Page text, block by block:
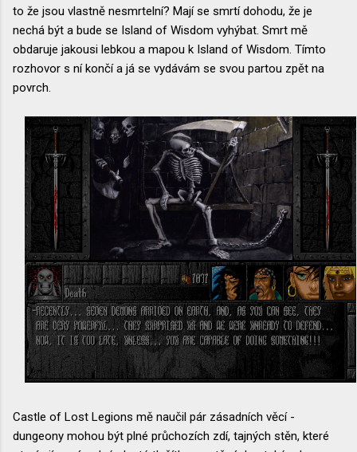
to že jsou vlastně nesmrtelní? Mají se smrtí dohodu, že je
nechá být a bude se Island of Wisdom vyhýbat. Smrt mě
obdaruje jakousi lebkou a mapou k Island of Wisdom. Tímto
rozhovor s ní končí a já se vydávám se svou partou zpět na
povrch.
Castle of Lost Legions mě naučil pár zásadních věcí -
dungeony mohou být plné průchozích zdí, tajných stěn, které